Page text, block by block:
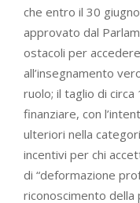
che entro il 30
approvato dal
ostacoli per
all’insegnamento
ruolo; il taglio di
finanziare, con
ulteriori nella
incentivi per chi
di “deformazione
riconoscimento